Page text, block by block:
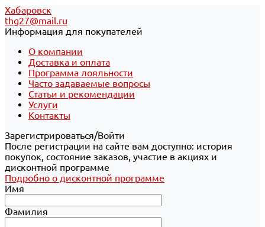
Хабаровск
thg27@mail.ru
Информация для покупателей
О компании
Доставка и оплата
Программа лояльности
Часто задаваемые вопросы
Статьи и рекомендации
Услуги
Контакты
Зарегистрироваться/Войти
После регистрации на сайте вам доступно: история
покупок, состояние заказов, участие в акциях и
дисконтной программе
Подробно о дисконтной программе
Имя
Фамилия